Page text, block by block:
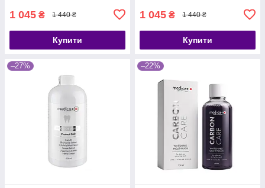
1 045 ₴ 1 440 ₴
Купити
1 045 ₴ 1 440 ₴
Купити
–27% –22%